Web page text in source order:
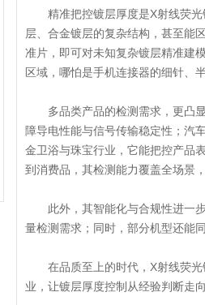
精准把控镀层厚度是X射线荧光
层、合金镀层的复杂结构，甚至能
准片，即可对未知复杂镀层精准建
区域，哪怕是手机连接器的细针、
多品类产品的检测需求，更凸显
障导电性能与信号传输稳定性；汽
金卫浴与珠宝行业，它能把控产品
到消费品，其检测能力覆盖全场景
此外，其智能化与合规性进一步
量检测需求；同时，部分机型还能
在品质至上的时代，X射线荧光
业，让镀层厚度控制从经验判断走